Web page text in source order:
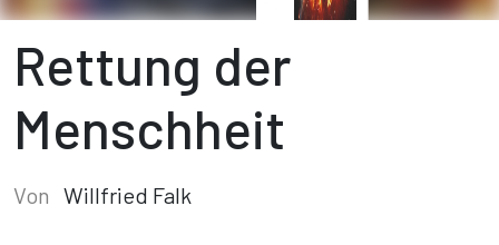
Rettung der
Menschheit
Von Willfried Falk